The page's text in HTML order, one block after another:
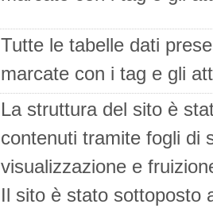
Tutte le tabelle dati
marcate con i tag e gli
La struttura del sito è
contenuti tramite fogli di
visualizzazione e
Il sito è stato sottoposto